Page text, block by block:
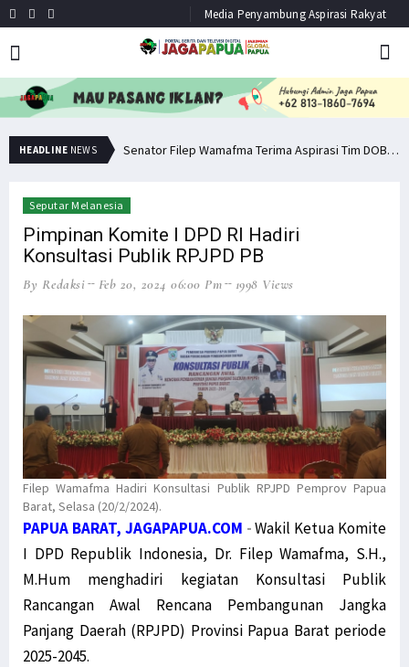
Media Penyambung Aspirasi Rakyat
HEADLINE NEWS Senator Filep Wamafma Terima Aspirasi Tim DOB Manokwari Barat
Seputar Melanesia
Pimpinan Komite I DPD RI Hadiri
Konsultasi Publik RPJPD PB
By Redaksi Feb 20, 2024 06:00 Pm 1998 Views
Filep Wamafma Hadiri Konsultasi Publik RPJPD Pemprov Papua
Barat, Selasa (20/2/2024).
PAPUA BARAT, JAGAPAPUA.COM -Wakil Ketua Komite
I DPD Republik Indonesia, Dr. Filep Wamafma, S.H.,
M.Hum menghadiri kegiatan Konsultasi Publik
Rancangan Awal Rencana Pembangunan Jangka
Panjang Daerah (RPJPD) Provinsi Papua Barat periode
2025-2045.